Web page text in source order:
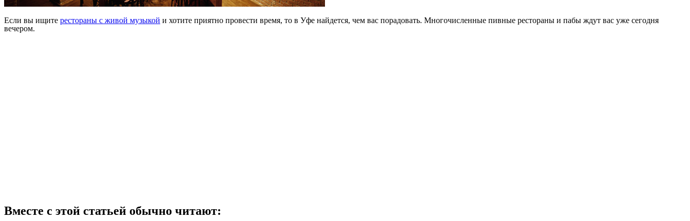
Если вы ищите рестораны с живой музыкой и хотите приятно провести время, то в Уфе найдется, чем вас порадовать. Многочисленные пивные рестораны и пабы ждут вас уже сегодня
вечером.
Вместе с этой статьей обычно читают: